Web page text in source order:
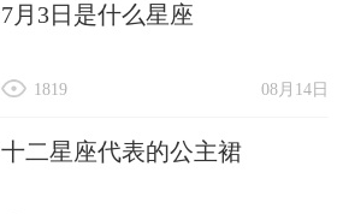
7月3日是什么星座
08月14日
1819
十二星座代表的公主裙